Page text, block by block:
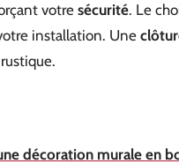
votre sécurité. Le
installation. Une
décoration murale en